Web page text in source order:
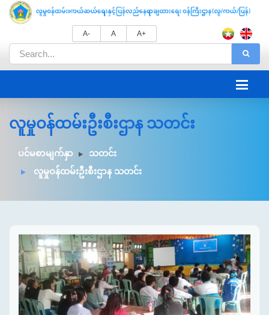
A- A A+
လူမှုဝန်ထမ်းဦးစီးဌာန သတင်း
ပင်မစာမျက်နှာ
သတင်း
လူမှုဝန်ထမ်းဦးစီးဌာန သတင်း